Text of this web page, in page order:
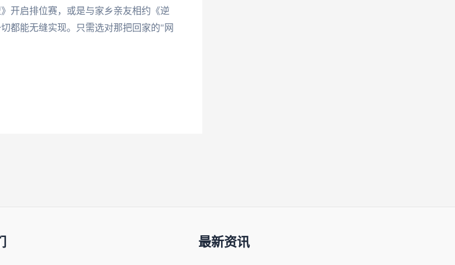
开启排位赛，或是与家乡亲友相约《逆
都能无缝实现。只需选对那把回家的"网
最新资讯